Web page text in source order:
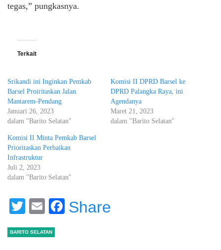
tegas,” pungkasnya.
Terkait
Srikandi ini Inginkan Pemkab
Barsel Proiritaskan Jalan
Mantarem-Pendang
Januari 26, 2023
dalam "Barito Selatan"
Komisi II DPRD Barsel ke
DPRD Palangka Raya, ini
Agendanya
Maret 21, 2023
dalam "Barito Selatan"
Komisi II Minta Pemkab Barsel
Prioritaskan Perbaikan
Infrastruktur
Juli 2, 2023
dalam "Barito Selatan"
Twitter
EmailFacebook
Share
BARITO SELATAN